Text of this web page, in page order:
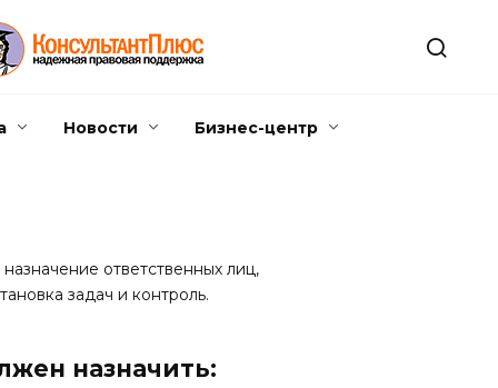
Новости Бизнес-центр
ответственных лиц,
задач и контроль.
назначить: